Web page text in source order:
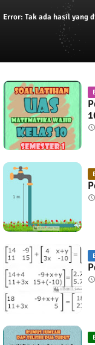
Error: Tak ada hasil yang